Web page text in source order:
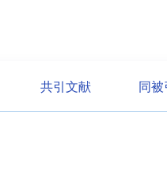
共引文献 同